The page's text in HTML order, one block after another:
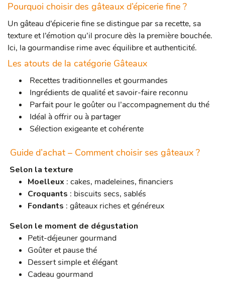
Pourquoi choisir des gâteaux d’épicerie fine ?
Un gâteau d’épicerie fine se distingue par sa recette, sa
texture et l’émotion qu’il procure dès la première bouchée.
Ici, la gourmandise rime avec équilibre et authenticité.
Les atouts de la catégorie Gâteaux
Recettes traditionnelles et gourmandes
Ingrédients de qualité et savoir-faire reconnu
Parfait pour le goûter ou l’accompagnement du thé
Idéal à offrir ou à partager
Sélection exigeante et cohérente
Guide d’achat – Comment choisir ses gâteaux ?
Selon la texture
Moelleux : cakes, madeleines, financiers
Croquants : biscuits secs, sablés
Fondants : gâteaux riches et généreux
Selon le moment de dégustation
Petit-déjeuner gourmand
Goûter et pause thé
Dessert simple et élégant
Cadeau gourmand